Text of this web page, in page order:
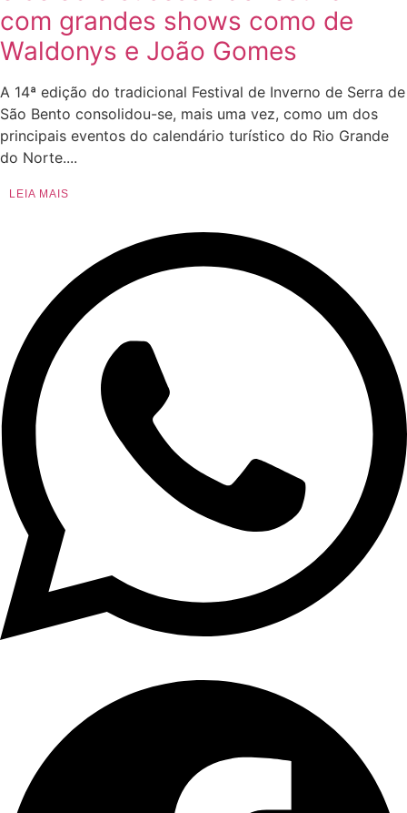
com grandes shows como de
Waldonys e João Gomes
A 14ª edição do tradicional Festival de Inverno de Serra de
São Bento consolidou-se, mais uma vez, como um dos
principais eventos do calendário turístico do Rio Grande
do Norte....
LEIA MAIS